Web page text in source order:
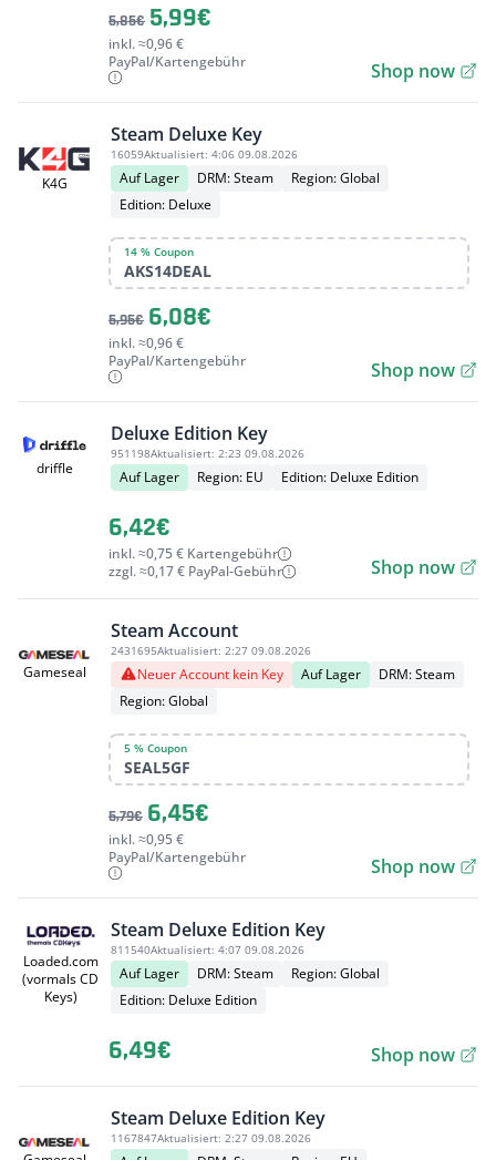
5,85€ 5,99€
inkl. ≈0,96 €
PayPal/Kartengebühr
Shop now
K4G
Steam Deluxe Key
16059Aktualisiert: 4:06 09.08.2026
Auf Lager DRM: Steam
Region: Global
Edition: Deluxe
14 % Coupon
AKS14DEAL
5,95€ 6,08€
inkl. ≈0,96 €
PayPal/Kartengebühr
Shop now
driffle
Deluxe Edition Key
951198Aktualisiert: 2:23 09.08.2026
Auf Lager Region: EU Edition: Deluxe Edition
6,42€
inkl. ≈0,75 € Kartengebühr
zzgl. ≈0,17 € PayPal-Gebühr
Shop now
Gameseal
Steam Account
2431695Aktualisiert: 2:27 09.08.2026
Neuer Account kein Key Auf Lager
DRM: Steam
Region: Global
5 % Coupon
SEAL5GF
5,79€ 6,45€
inkl. ≈0,95 €
PayPal/Kartengebühr
Shop now
Loaded.com
(vormals CD
Keys)
Steam Deluxe Edition Key
811540Aktualisiert: 4:07 09.08.2026
Auf Lager DRM: Steam
Region: Global
Edition: Deluxe Edition
6,49€ Shop now
Steam Deluxe Edition Key
1167847Aktualisiert: 2:27 09.08.2026